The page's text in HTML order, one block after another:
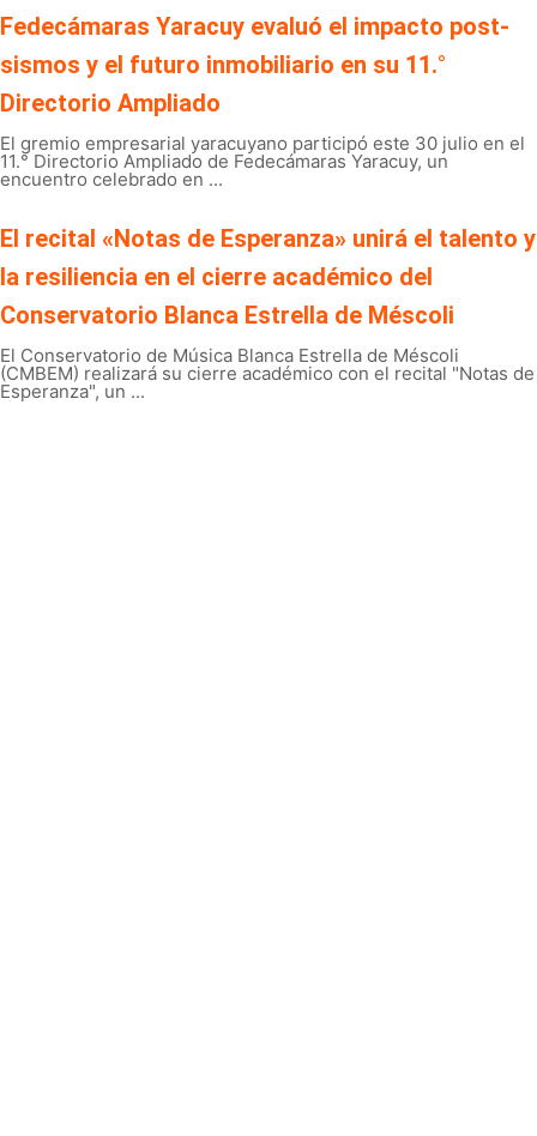
Fedecámaras Yaracuy evaluó el impacto post-
sismos y el futuro inmobiliario en su 11.°
Directorio Ampliado
El gremio empresarial yaracuyano participó este 30 julio en el
11.° Directorio Ampliado de Fedecámaras Yaracuy, un
encuentro celebrado en ...
El recital «Notas de Esperanza» unirá el talento y
la resiliencia en el cierre académico del
Conservatorio Blanca Estrella de Méscoli
El Conservatorio de Música Blanca Estrella de Méscoli
(CMBEM) realizará su cierre académico con el recital "Notas de
Esperanza", un ...